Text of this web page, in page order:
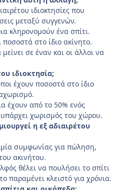
ιδιοκτησίες που
μεταξύ συγγενών.
κληρονομούν ένα σπίτι.
στο ίδιο ακίνητο.
σε έναν και οι άλλοι να
ιδιοκτησία;
έχουν ποσοστά στο ίδιο
έχουν από το 50% ενός
χωρισμός του χώρου.
η εξ αδιαιρέτου
συμφωνίας για πώληση,
ακινήτου.
θέλει να πουλήσει το σπίτι
παραμένει κλειστό για χρόνια.